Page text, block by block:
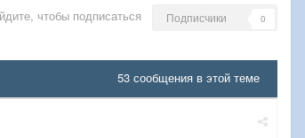
чтобы подписаться Подписчики 0
53 сообщения в этой теме